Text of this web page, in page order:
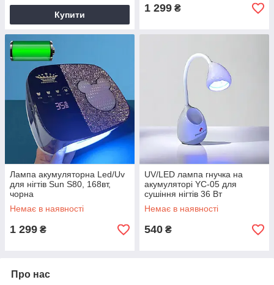
Купити
1 299 ₴
Лампа акумуляторна Led/Uv
для нігтів Sun S80, 168вт,
чорна
Немає в наявності
1 299 ₴
UV/LED лампа гнучка на
акумуляторі YC-05 для
сушіння нігтів 36 Вт
Немає в наявності
540 ₴
Про нас